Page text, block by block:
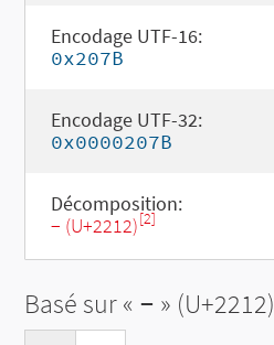
Encodage UTF-16:
0x207B
Encodage UTF-32:
0x0000207B
Décomposition:
− (U+2212)[2]
Basé sur « − » (U+2212)